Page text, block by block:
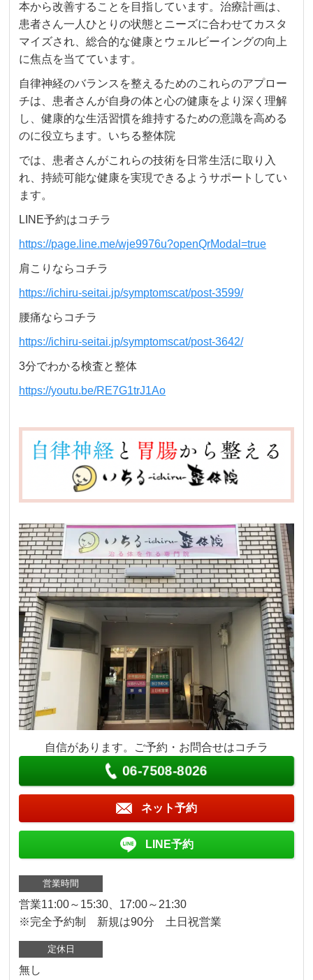
本から改善することを目指しています。治療計画は、
患者さん一人ひとりの状態とニーズに合わせてカスタ
マイズされ、総合的な健康とウェルビーイングの向上
に焦点を当てています。
自律神経のバランスを整えるためのこれらのアプロー
チは、患者さんが自身の体と心の健康をより深く理解
し、健康的な生活習慣を維持するための意識を高める
のに役立ちます。いちる整体院
では、患者さんがこれらの技術を日常生活に取り入
れ、持続可能な健康を実現できるようサポートしてい
ます。
LINE予約はコチラ
https://page.line.me/wje9976u?openQrModal=true
肩こりならコチラ
https://ichiru-seitai.jp/symptomscat/post-3599/
腰痛ならコチラ
https://ichiru-seitai.jp/symptomscat/post-3642/
3分でわかる検査と整体
https://youtu.be/RE7G1trJ1Ao
自信があります。ご予約・お問合せはコチラ
06-7508-8026
ネット予約
LINE予約
営業時間
営業11:00～15:30、17:00～21:30
※完全予約制 新規は90分 土日祝営業
定休日
無し